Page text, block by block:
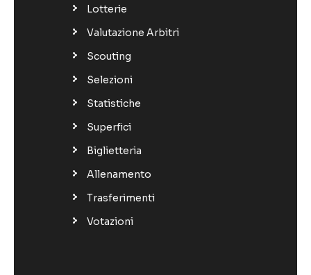
Lotterie
Valutazione Arbitri
Scouting
Selezioni
Statistiche
Superfici
Biglietteria
Allenamento
Trasferimenti
Votazioni